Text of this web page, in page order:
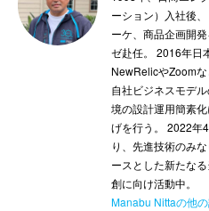
ーション）入社後
ーケ、商品企画開
ゼ赴任。 2016年日
NewRelicやZoomな
自社ビジネスモデ
境の設計運用簡素
げを行う。 2022年
り、先進技術のみ
ースとした新たな
創に向け活動中。
Manabu Nittaの他